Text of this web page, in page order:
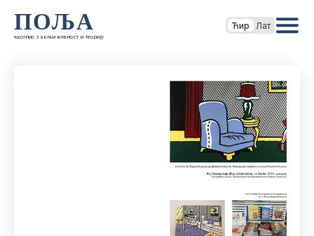
ПОЉА
часопис за књижевност и теорију
Ћир Лат